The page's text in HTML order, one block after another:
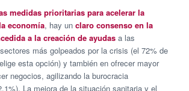
medidas prioritarias para acelerar la
economía, hay un claro consenso en la
a la creación de ayudas a las
más golpeados por la crisis (el 72% de
esta opción) y también en ofrecer mayor
negocios, agilizando la burocracia
La mejora de la situación sanitaria y el